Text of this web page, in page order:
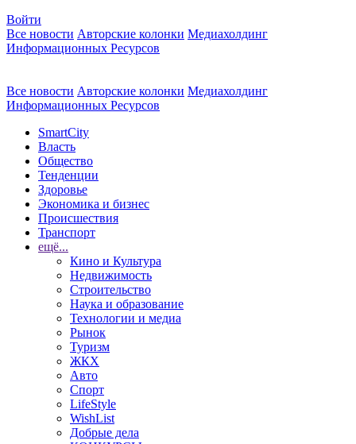
Войти
Все новости Авторские колонки Медиахолдинг
Информационных Ресурсов
Все новости Авторские колонки Медиахолдинг
Информационных Ресурсов
SmartCity
Власть
Общество
Тенденции
Здоровье
Экономика и бизнес
Происшествия
Транспорт
ещё...
Кино и Культура
Недвижимость
Строительство
Наука и образование
Технологии и медиа
Рынок
Туризм
ЖКХ
Авто
Спорт
LifeStyle
WishList
Добрые дела